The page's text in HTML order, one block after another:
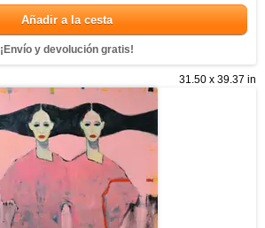
Añadir a la cesta
¡Envío y devolución gratis!
31.50 x 39.37 in